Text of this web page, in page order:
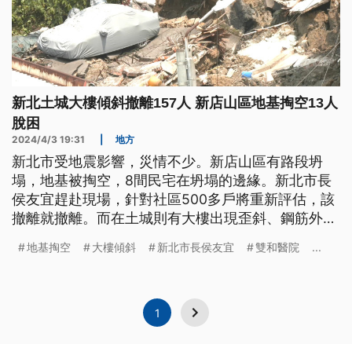
新北土城大樓傾斜撤離157人 新店山區地基掏空13人
脫困
2024/4/3 19:31 地方
新北市受地震影響，災情不少。新店山區有路段坍
塌，地基被掏空，8間民宅在坍塌的邊緣。新北市長
侯友宜趕赴現場，針對社區500多戶將重新評估，該
撤離就撤離。而在土城則有大樓出現歪斜、鋼筋外
名員工受困，經搶救後全數救出。
地基掏空 大樓傾斜 新北市長侯友宜 雙和醫院 ...
1